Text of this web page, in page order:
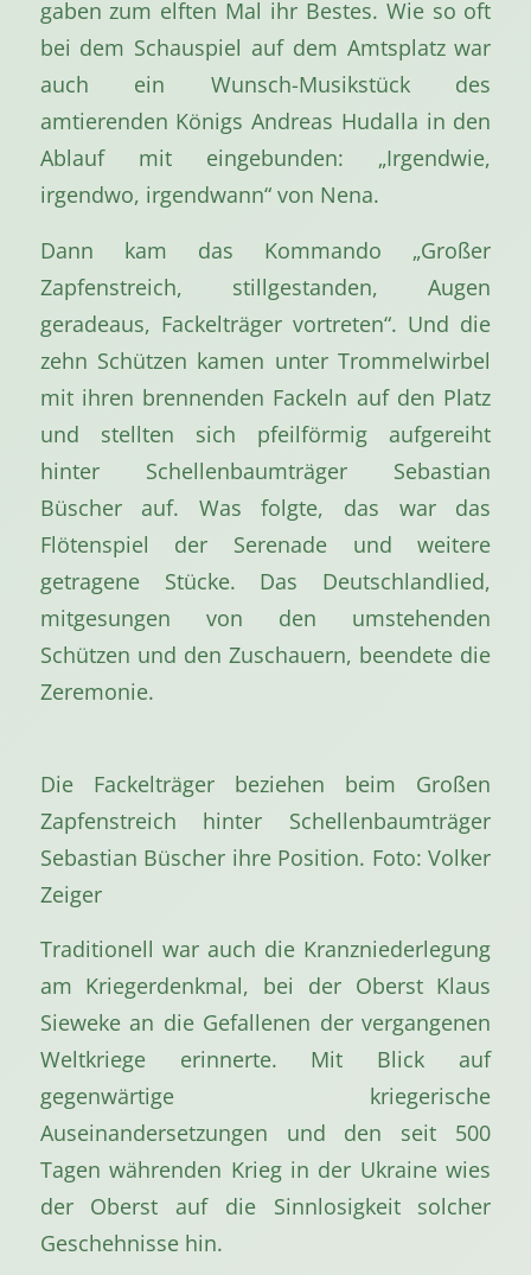
gaben zum elften Mal ihr Bestes. Wie so oft
bei dem Schauspiel auf dem Amtsplatz war
auch ein Wunsch-Musikstück des
amtierenden Königs Andreas Hudalla in den
Ablauf mit eingebunden: „Irgendwie,
irgendwo, irgendwann“ von Nena.
Dann kam das Kommando „Großer
Zapfenstreich, stillgestanden, Augen
geradeaus, Fackelträger vortreten“. Und die
zehn Schützen kamen unter Trommelwirbel
mit ihren brennenden Fackeln auf den Platz
und stellten sich pfeilförmig aufgereiht
hinter Schellenbaumträger Sebastian
Büscher auf. Was folgte, das war das
Flötenspiel der Serenade und weitere
getragene Stücke. Das Deutschlandlied,
mitgesungen von den umstehenden
Schützen und den Zuschauern, beendete die
Zeremonie.
Die Fackelträger beziehen beim Großen
Zapfenstreich hinter Schellenbaumträger
Sebastian Büscher ihre Position. Foto: Volker
Zeiger
Traditionell war auch die Kranzniederlegung
am Kriegerdenkmal, bei der Oberst Klaus
Sieweke an die Gefallenen der vergangenen
Weltkriege erinnerte. Mit Blick auf
gegenwärtige kriegerische
Auseinandersetzungen und den seit 500
Tagen währenden Krieg in der Ukraine wies
der Oberst auf die Sinnlosigkeit solcher
Geschehnisse hin.